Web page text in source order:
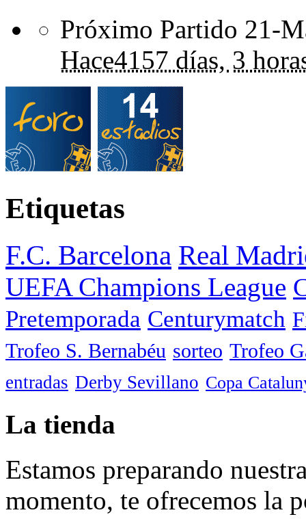
Próximo Partido 21-
Hace4157 días, 3
Etiquetas
F.C. Barcelona Real
UEFA Champions League
Pretemporada Centurymatch
Trofeo S. Bernabéu sorteo Trofeo
entradas Derby Sevillano Copa
La tienda
Estamos preparando
momento, te ofrecemos la